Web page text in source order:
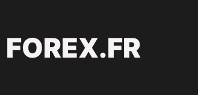
FOREX.FR